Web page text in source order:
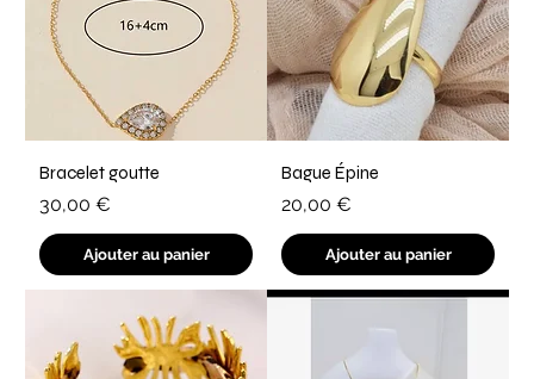
Bracelet goutte
Prix
30,00 €
Ajouter au panier
Bague Épine
Prix
20,00 €
Ajouter au panier